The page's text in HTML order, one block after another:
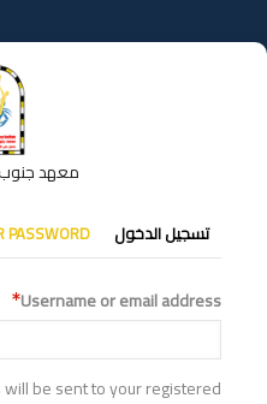
إلى
المحتوى
معهد جنوب
التبويبات
الأساسية
تسجيل الدخول PASSWORD
Username or email address
be sent to your registered